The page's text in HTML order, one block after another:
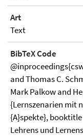
Art
Text
BibTeX Code
and Thomas C.
Mark Palkow and
{Lernszenarien mit
{A}spekte},
Lehrens und